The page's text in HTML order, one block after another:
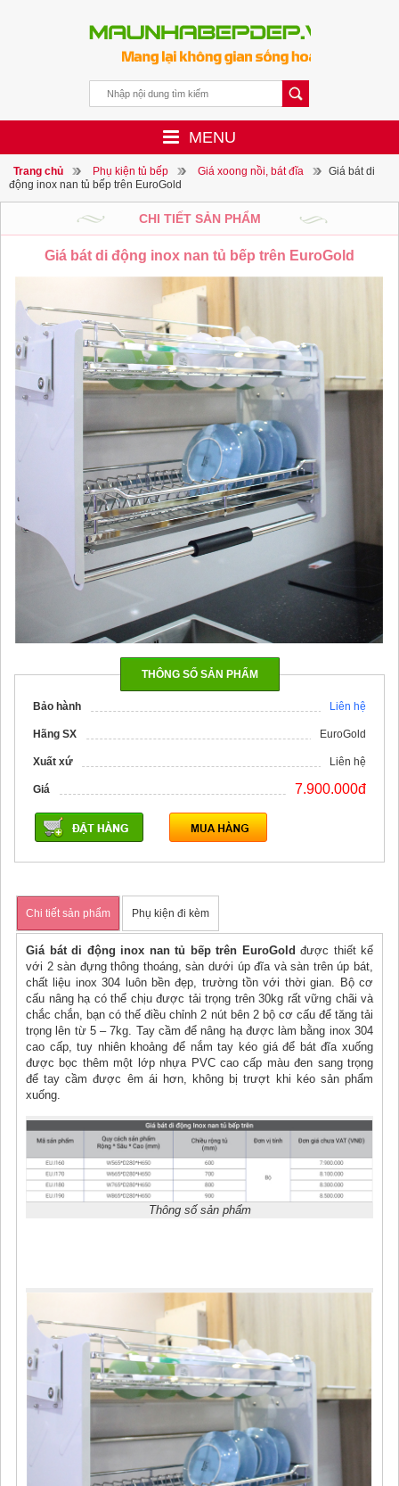
MENU
Trang chủ Phụ kiện tủ bếp Giá xoong nồi, bát đĩa
Giá bát di
động inox nan tủ bếp trên EuroGold
CHI TIẾT SẢN PHẨM
Giá bát di động inox nan tủ bếp trên EuroGold
THÔNG SỐ SẢN PHẨM
Bảo hành Liên hệ
Hãng SX EuroGold
Xuất xứ Liên hệ
Giá 7.900.000đ
Chi tiết sản phẩm Phụ kiện đi kèm
Giá bát di động inox nan tủ bếp trên EuroGold được thiết kế
với 2 sàn đựng thông thoáng, sàn dưới úp đĩa và sàn trên úp bát,
chất liệu inox 304 luôn bền đẹp, trường tồn với thời gian. Bộ cơ
cấu nâng hạ có thể chịu được tải trọng trên 30kg rất vững chãi và
chắc chắn, bạn có thế điều chỉnh 2 nút bên 2 bộ cơ cấu để tăng tải
trọng lên từ 5 – 7kg. Tay cầm để nâng hạ được làm bằng inox 304
cao cấp, tuy nhiên khoảng để nắm tay kéo giá để bát đĩa xuống
được bọc thêm một lớp nhựa PVC cao cấp màu đen sang trọng
để tay cầm được êm ái hơn, không bị trượt khi kéo sản phẩm
xuống.
Thông số sản phẩm